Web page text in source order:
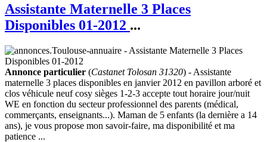
Assistante Maternelle 3 Places
Disponibles 01-2012 ...
Annonce particulier (Castanet Tolosan 31320) - Assistante
maternelle 3 places disponibles en janvier 2012 en pavillon arboré et
clos véhicule neuf cosy sièges 1-2-3 accepte tout horaire jour/nuit
WE en fonction du secteur professionnel des parents (médical,
commerçants, enseignants...). Maman de 5 enfants (la dernière a 14
ans), je vous propose mon savoir-faire, ma disponibilité et ma
patience ...